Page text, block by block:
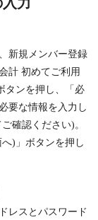
新規メンバー登録
計 初めてご利用
タンを押し、「必
要な情報を入力し
確認ください)。
)」ボタンを押し
レスとパスワード